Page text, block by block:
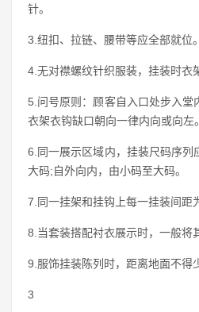
针。
3.纽扣、拉链、腰带等应全部就位。
4.无对襟螺纹针织服装，挂装时衣
5.问号原则：顾客自入口处步入堂
衣架衣钩缺口朝向一律内向或向左。
6.同一展示区域内，挂装尺码序列
大码;自外向内，由小码至大码。
7.同一挂架和挂钩上每一挂装间距
8.当套装搭配衬衣展示时，一般将
9.服饰挂装陈列时，距离地面不得
3